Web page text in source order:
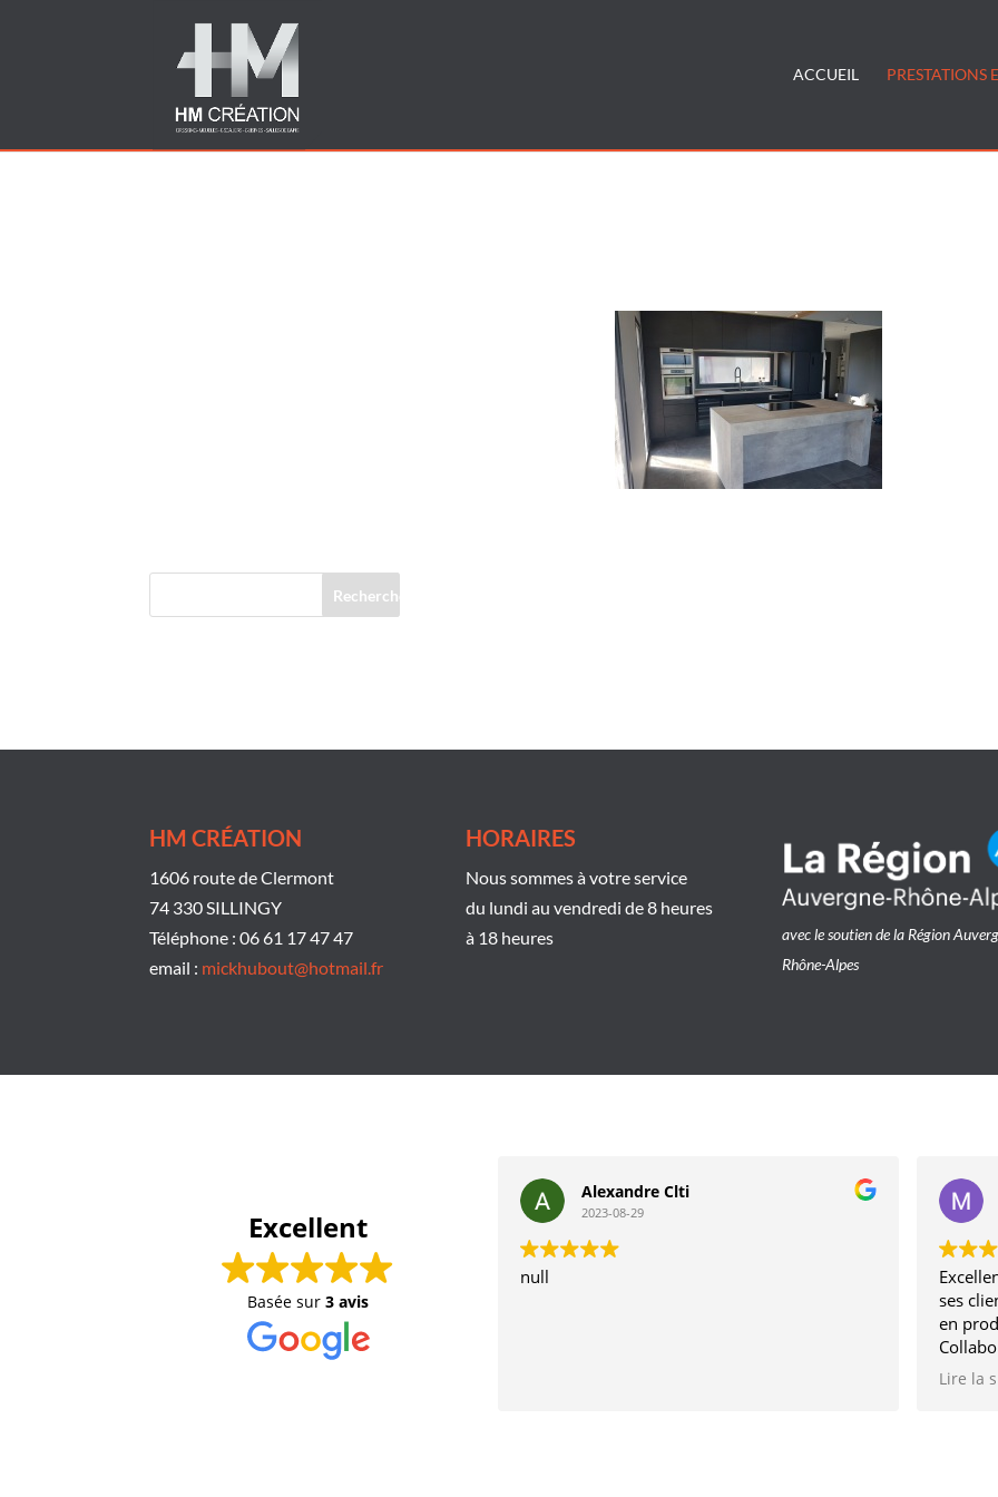
ACCUEIL PRESTATIONS
HM CRÉATION
1606 route de Clermont
74 330 SILLINGY
Téléphone : 06 61 17 47 47
email : mickhubout@hotmail.fr
HORAIRES
Nous sommes à votre service
du lundi au vendredi de 8 heures
à 18 heures
avec le soutien de la Région
Rhône-Alpes
Excellent
Basée sur3 avis
Alexandre Clti
2023-08-29
null
ses
en
depuis
Lire la